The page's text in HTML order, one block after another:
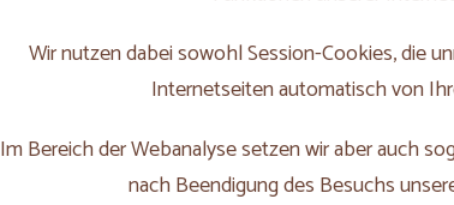
Wir nutzen dabei sowohl Session-Cookies, die
Internetseiten automatisch von
Im Bereich der Webanalyse setzen wir aber auch
nach Beendigung des Besuchs